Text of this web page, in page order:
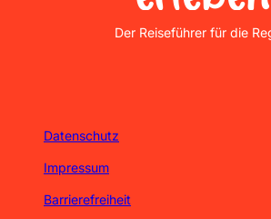
Nordhessen Erleben
Der Reiseführer für die
Datenschutz
Impressum
Barrierefreiheit